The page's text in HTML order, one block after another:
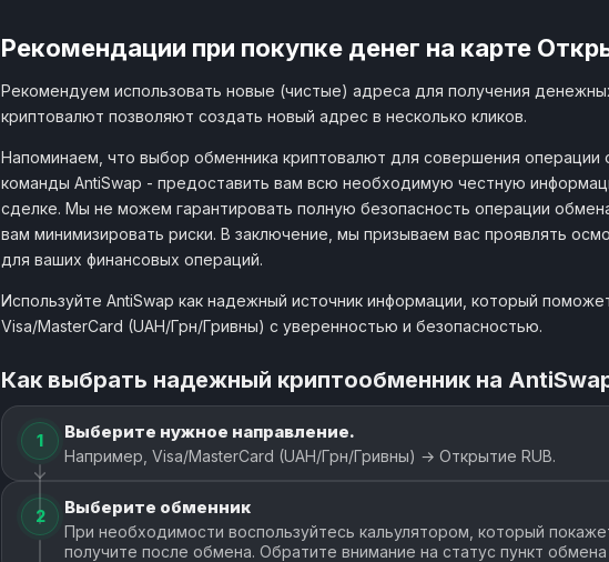
Рекомендации при покупке денег на карте
Рекомендуем использовать новые (чистые) адреса для получения
криптовалют позволяют создать новый адрес в несколько кликов.
Напоминаем, что выбор обменника криптовалют для совершения операции
команды AntiSwap - предоставить вам всю необходимую честную
сделке. Мы не можем гарантировать полную безопасность операции
вам минимизировать риски. В заключение, мы призываем вас проявлять
для ваших финансовых операций.
Используйте AntiSwap как надежный источник информации, который
Visa/MasterCard (UAH/Грн/Гривны) с уверенностью и безопасностью.
Как выбрать надежный криптообменник на
1 Выберите нужное направление.
Например, Visa/MasterCard (UAH/Грн/Гривны) → Открытие RUB.
2 Выберите обменник
При необходимости воспользуйтесь кальулятором, который
получите после обмена. Обратите внимание на статус пункт